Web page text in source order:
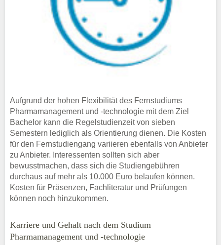
Aufgrund der hohen Flexibilität des Fernstudiums
Pharmamanagement und -technologie mit dem Ziel
Bachelor kann die Regelstudienzeit von sieben
Semestern lediglich als Orientierung dienen. Die Kosten
für den Fernstudiengang variieren ebenfalls von Anbieter
zu Anbieter. Interessenten sollten sich aber
bewusstmachen, dass sich die Studiengebühren
durchaus auf mehr als 10.000 Euro belaufen können.
Kosten für Präsenzen, Fachliteratur und Prüfungen
können noch hinzukommen.
Karriere und Gehalt nach dem Studium
Pharmamanagement und -technologie